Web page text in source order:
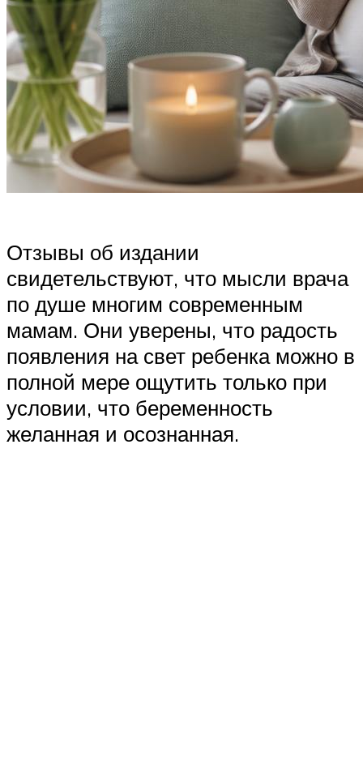
Отзывы об издании
свидетельствуют, что мысли врача
по душе многим современным
мамам. Они уверены, что радость
появления на свет ребенка можно в
полной мере ощутить только при
условии, что беременность
желанная и осознанная.